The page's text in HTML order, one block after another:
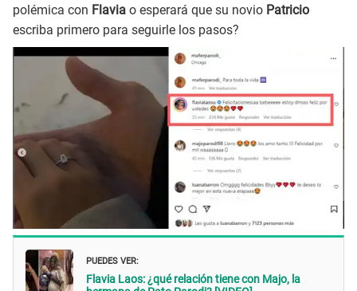
polémica con Flavia o esperará que su novio Patricio
escriba primero para seguirle los pasos?
PUEDES VER:
Flavia Laos: ¿qué relación tiene con Majo, la